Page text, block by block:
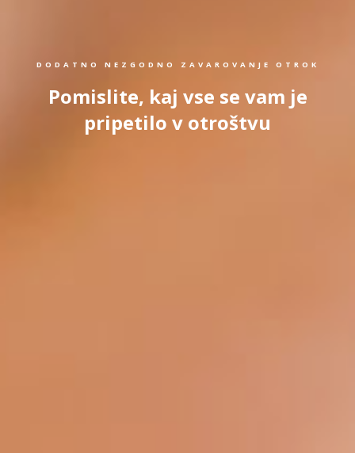
DODATNO NEZGODNO ZAVAROVANJE OTROK
Pomislite, kaj vse se vam je
pripetilo v otroštvu